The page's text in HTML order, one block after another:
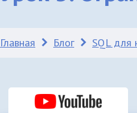
Главная Блог SQL для